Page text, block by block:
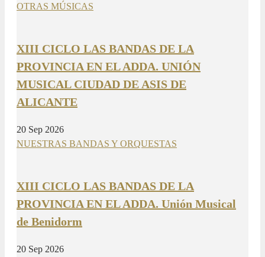
OTRAS MÚSICAS
XIII CICLO LAS BANDAS DE LA
PROVINCIA EN EL ADDA. UNIÓN
MUSICAL CIUDAD DE ASIS DE
ALICANTE
20 Sep 2026
NUESTRAS BANDAS Y ORQUESTAS
XIII CICLO LAS BANDAS DE LA
PROVINCIA EN EL ADDA. Unión Musical
de Benidorm
20 Sep 2026